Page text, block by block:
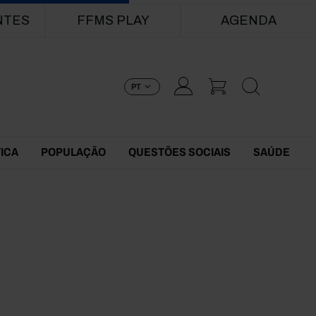
FFMS PLAY AGENDA
PT
POPULAÇÃO QUESTÕES SOCIAIS SAÚDE